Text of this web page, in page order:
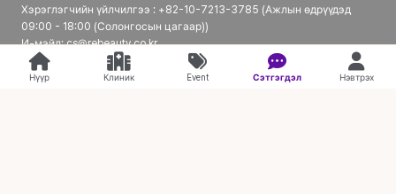
Хэрэглэгчийн үйлчилгээ : +82-10-7213-3785 (Ажлын өдрүүдэд
09:00 - 18:00 (Солонгосын цагаар))
И-мэйл: cs@rebeauty.co.kr
REBEAUTY K-Beauty | Япон үйлчлүүлэгчдэд зориулсан Солонгосын
гоо сайхны эмнэлгийн платформ
Нүүр Клиник Event Сэтгэгдэл Нэвтрэх